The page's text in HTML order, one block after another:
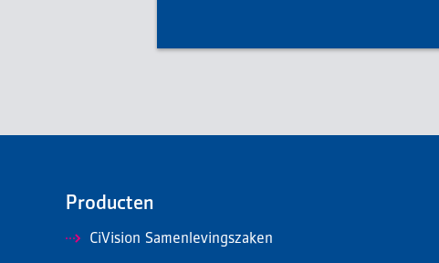
Producten
CiVision Samenlevingszaken